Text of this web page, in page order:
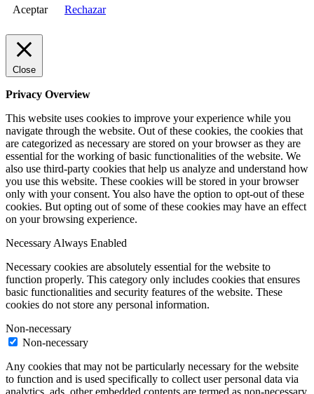
Aceptar Rechazar
Close
Privacy Overview
This website uses cookies to improve your experience while you
navigate through the website. Out of these cookies, the cookies that
are categorized as necessary are stored on your browser as they are
essential for the working of basic functionalities of the website. We
also use third-party cookies that help us analyze and understand how
you use this website. These cookies will be stored in your browser
only with your consent. You also have the option to opt-out of these
cookies. But opting out of some of these cookies may have an effect
on your browsing experience.
NecessaryAlways Enabled
Necessary cookies are absolutely essential for the website to
function properly. This category only includes cookies that ensures
basic functionalities and security features of the website. These
cookies do not store any personal information.
Non-necessary
Non-necessary
Any cookies that may not be particularly necessary for the website
to function and is used specifically to collect user personal data via